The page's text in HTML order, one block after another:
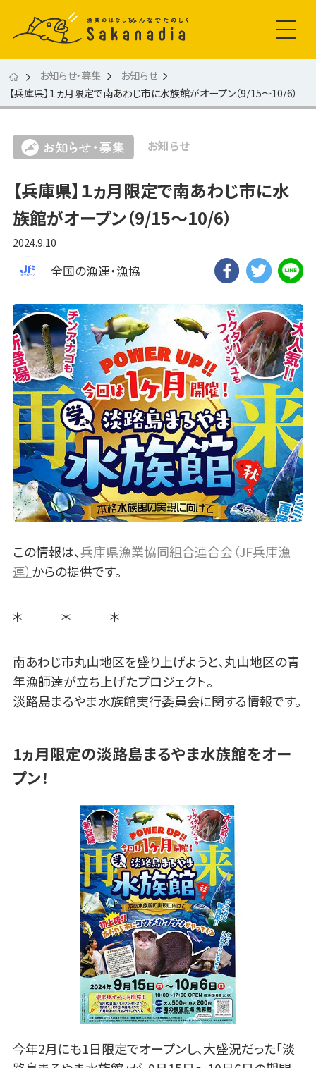
お知らせ・募集
お知らせ
【兵庫県】１ヵ月限定で南あわじ市に水族館がオープン（9/15～10/6）
お知らせ
【兵庫県】１ヵ月限定で南あわじ市に水
族館がオープン（9/15～10/6）
2024.9.10
全国の漁連・漁協
この情報は、兵庫県漁業協同組合連合会（JF兵庫漁
連） からの提供です。
＊ ＊ ＊
南あわじ市丸山地区を盛り上げようと、丸山地区の青
年漁師達が立ち上げたプロジェクト。
淡路島まるやま水族館実行委員会に関する情報です。
1ヵ月限定の淡路島まるやま水族館をオー
プン！
今年2月にも1日限定でオープンし、大盛況だった「淡